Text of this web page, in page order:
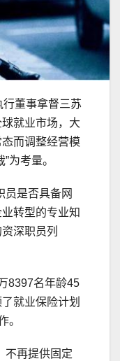
董事拿督三苏
就业市场，大
而调整经营模
为考量。
员是否具备网
转型的专业知
深职员列
8397名年龄45
就业保险计划
。
不再提供固定